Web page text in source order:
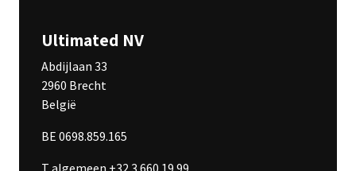
Ultimated NV
Abdijlaan 33
2960 Brecht
België
BE 0698.859.165
T algemeen +32 3 660 19 99